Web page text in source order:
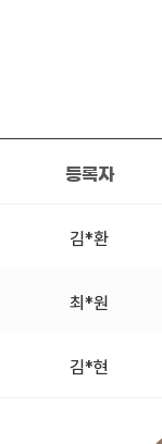
등록자
김*환
최*원
김*현